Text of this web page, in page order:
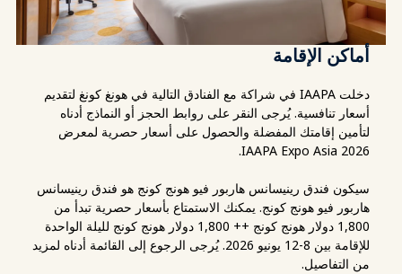
أماكن الإقامة
دخلت IAAPA في شراكة مع الفنادق التالية في هونغ كونغ لتقديم
أسعار تنافسية. يُرجى النقر على روابط الحجز أو النماذج أدناه
لتأمين إقامتك المفضلة والحصول على أسعار حصرية لمعرض
IAAPA Expo Asia 2026.
سيكون فندق رينيسانس هاربور فيو هونج كونج هو فندق رينيسانس
هاربور فيو هونج كونج. يمكنك الاستمتاع بأسعار حصرية تبدأ من
1,800 دولار هونج كونج ++ 1,800 دولار هونج كونج لليلة الواحدة
للإقامة بين 8-12 يونيو 2026. يُرجى الرجوع إلى القائمة أدناه لمزيد
من التفاصيل.